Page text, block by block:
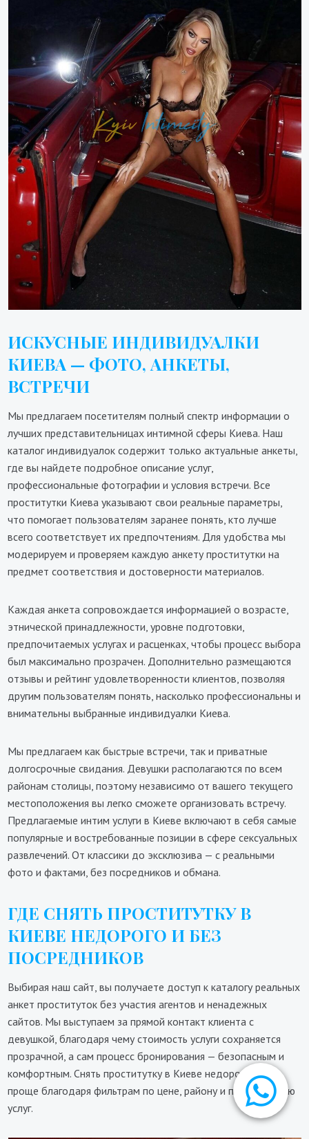
ИСКУСНЫЕ ИНДИВИДУАЛКИ
КИЕВА — ФОТО, АНКЕТЫ,
ВСТРЕЧИ
Мы предлагаем посетителям полный спектр информации о
лучших представительницах интимной сферы Киева. Наш
каталог индивидуалок содержит только актуальные анкеты,
где вы найдете подробное описание услуг,
профессиональные фотографии и условия встречи. Все
проститутки Киева указывают свои реальные параметры,
что помогает пользователям заранее понять, кто лучше
всего соответствует их предпочтениям. Для удобства мы
модерируем и проверяем каждую анкету проститутки на
предмет соответствия и достоверности материалов.
Каждая анкета сопровождается информацией о возрасте,
этнической принадлежности, уровне подготовки,
предпочитаемых услугах и расценках, чтобы процесс выбора
был максимально прозрачен. Дополнительно размещаются
отзывы и рейтинг удовлетворенности клиентов, позволяя
другим пользователям понять, насколько профессиональны и
внимательны выбранные индивидуалки Киева.
Мы предлагаем как быстрые встречи, так и приватные
долгосрочные свидания. Девушки располагаются по всем
районам столицы, поэтому независимо от вашего текущего
местоположения вы легко сможете организовать встречу.
Предлагаемые интим услуги в Киеве включают в себя самые
популярные и востребованные позиции в сфере сексуальных
развлечений. От классики до эксклюзива — с реальными
фото и фактами, без посредников и обмана.
ГДЕ СНЯТЬ ПРОСТИТУТКУ В
КИЕВЕ НЕДОРОГО И БЕЗ
ПОСРЕДНИКОВ
Выбирая наш сайт, вы получаете доступ к каталогу реальных
анкет проституток без участия агентов и ненадежных
сайтов. Мы выступаем за прямой контакт клиента с
девушкой, благодаря чему стоимость услуги сохраняется
прозрачной, а сам процесс бронирования — безопасным и
комфортным. Снять проститутку в Киеве недорого стало
проще благодаря фильтрам по цене, району и предложению
услуг.